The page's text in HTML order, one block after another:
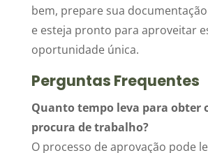
bem, prepare sua
e esteja pronto para aproveitar
oportunidade única.
Perguntas Frequentes
Quanto tempo leva para obter
procura de trabalho?
O processo de aprovação pode